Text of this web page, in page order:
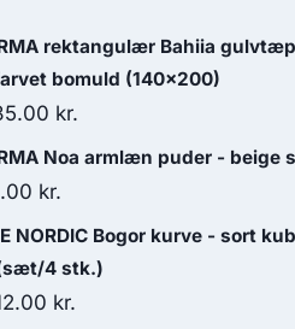
rektangulær Bahiia
bomuld (140x200)
kr.
Noa armlæn puder - beige
kr.
NORDIC Bogor kurve - sort
4 stk.)
kr.